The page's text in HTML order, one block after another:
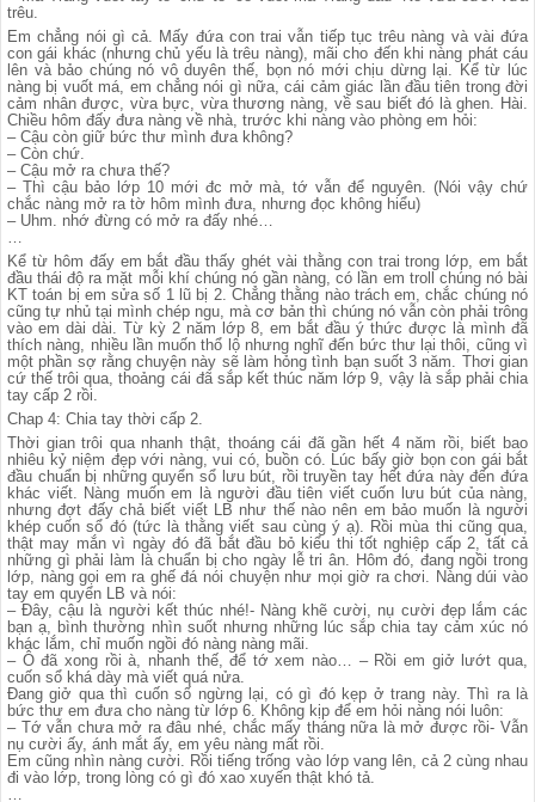
trêu.
Em chẳng nói gì cả. Mấy đứa con trai vẫn tiếp tục trêu nàng và vài đứa
con gái khác (nhưng chủ yếu là trêu nàng), mãi cho đến khi nàng phát cáu
lên và bảo chúng nó vô duyên thế, bọn nó mới chịu dừng lại. Kể từ lúc
nàng bị vuốt má, em chẳng nói gì nữa, cái cảm giác lần đầu tiên trong đời
cảm nhân được, vừa bực, vừa thương nàng, về sau biết đó là ghen. Hài.
Chiều hôm đấy đưa nàng về nhà, trước khi nàng vào phòng em hỏi:
– Cậu còn giữ bức thư mình đưa không?
– Còn chứ.
– Cậu mở ra chưa thế?
– Thì cậu bảo lớp 10 mới đc mở mà, tớ vẫn để nguyên. (Nói vậy chứ
chắc nàng mở ra tờ hôm mình đưa, nhưng đọc không hiểu)
– Uhm. nhớ đừng có mở ra đấy nhé…
…
Kể từ hôm đấy em bắt đầu thấy ghét vài thằng con trai trong lớp, em bắt
đầu thái độ ra mặt mỗi khí chúng nó gần nàng, có lần em troll chúng nó bài
KT toán bị em sửa số 1 lũ bị 2. Chẳng thằng nào trách em, chắc chúng nó
cũng tự nhủ tại mình chép ngu, mà cơ bản thì chúng nó vẫn còn phải trông
vào em dài dài. Từ kỳ 2 năm lớp 8, em bắt đầu ý thức được là mình đã
thích nàng, nhiều lần muốn thổ lộ nhưng nghĩ đến bức thư lại thôi, cũng vì
một phần sợ rằng chuyện này sẽ làm hỏng tình bạn suốt 3 năm. Thơi gian
cứ thế trôi qua, thoảng cái đã sắp kết thúc năm lớp 9, vậy là sắp phải chia
tay cấp 2 rồi.
Chap 4: Chia tay thời cấp 2.
Thời gian trôi qua nhanh thật, thoáng cái đã gần hết 4 năm rồi, biết bao
nhiêu kỷ niệm đẹp với nàng, vui có, buồn có. Lúc bấy giờ bọn con gái bắt
đầu chuẩn bị những quyển sổ lưu bút, rồi truyền tay hết đứa này đến đứa
khác viết. Nàng muốn em là người đầu tiên viết cuốn lưu bút của nàng,
nhưng đợt đấy chả biết viết LB như thế nào nên em bảo muốn là người
khép cuốn sổ đó (tức là thằng viết sau cùng ý ạ). Rồi mùa thi cũng qua,
thật may mắn vì ngày đó đã bắt đầu bỏ kiểu thi tốt nghiệp cấp 2, tất cả
những gì phải làm là chuẩn bị cho ngày lễ tri ân. Hôm đó, đang ngồi trong
lớp, nàng gọi em ra ghế đá nói chuyện như mọi giờ ra chơi. Nàng dúi vào
tay em quyển LB và nói:
– Đây, cậu là người kết thúc nhé!- Nàng khẽ cười, nụ cười đẹp lắm các
bạn ạ, bình thường nhìn suốt nhưng những lúc sắp chia tay cảm xúc nó
khác lắm, chỉ muốn ngồi đó nàng nàng mãi.
– Ô đã xong rồi à, nhanh thế, để tớ xem nào… – Rồi em giở lướt qua,
cuốn sổ khá dày mà viết quá nửa.
Đang giở qua thì cuốn số ngừng lại, có gì đó kẹp ở trang này. Thì ra là
bức thư em đưa cho nàng từ lớp 6. Không kịp để em hỏi nàng nói luôn:
– Tớ vẫn chưa mở ra đâu nhé, chắc mấy tháng nữa là mở được rồi- Vẫn
nụ cười ấy, ánh mắt ấy, em yêu nàng mất rồi.
Em cũng nhìn nàng cười. Rồi tiếng trống vào lớp vang lên, cả 2 cùng nhau
đi vào lớp, trong lòng có gì đó xao xuyến thật khó tả.
…